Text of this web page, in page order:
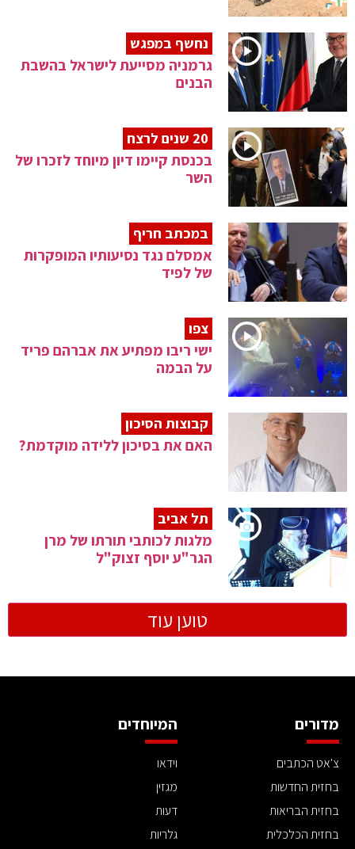
נחשף במפגש
גרמניה מסייעת לישראל בהשבת
הבנים
20 שנים לרצח
בכנסת קיימו דיון מיוחד לזכרו של
השר
במכתב חריף
אמסלם נגד נסיעותיו המופקרות
של לפיד
צפו
ישי ריבו מפתיע את אברהם פריד
על הבמה
קבוצות הסיכון
האם את בסיכון ללידה מוקדמת?
תל אביב
מלגות לכותבי תורתו של מרן
הגר"ע יוסף זצוק"ל
טוען עוד
מדורים
צ'אט הכתבים
בחזית החדשות
בחזית הבריאות
בחזית הכלכלית
המיוחדים
וידאו
מגזין
דעות
גלריות